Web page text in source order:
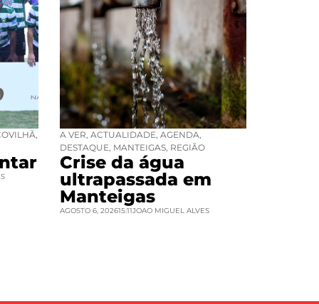
, A VER, ACTUALIDADE, AGENDA,
DESTAQUE, MANTEIGAS, REGIÃO
Crise da água
ultrapassada em
Manteigas
AGOSTO 6, 202615:11JOAO MIGUEL ALVES